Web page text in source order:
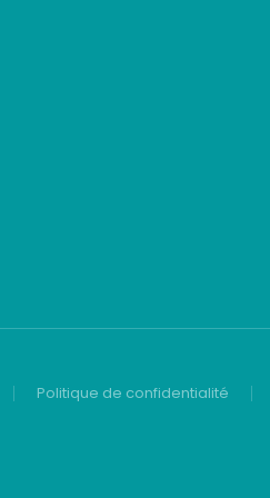
Politique de confidentialité